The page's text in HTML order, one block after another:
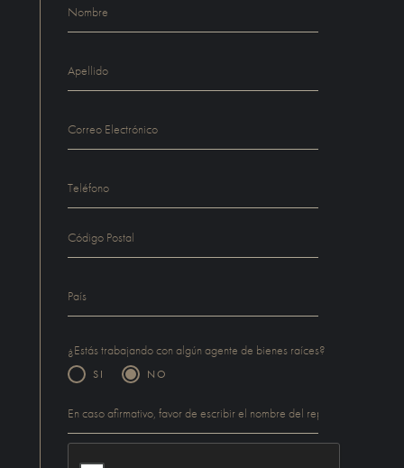
¿Estás trabajando con algún agente de bienes raíces?
SI NO